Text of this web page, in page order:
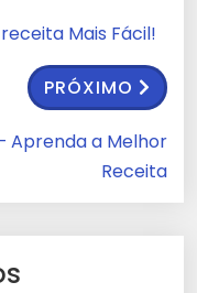
Mais Fácil!
PRÓXIMO
Aprenda a Melhor
Receita